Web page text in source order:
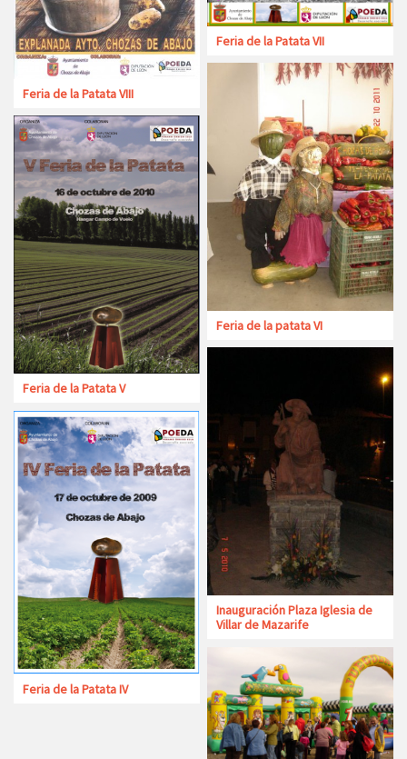
Feria de la Patata VIII
Feria de la Patata VII
Feria de la patata VI
Feria de la Patata V
Inauguración Plaza Iglesia de
Villar de Mazarife
Feria de la Patata IV